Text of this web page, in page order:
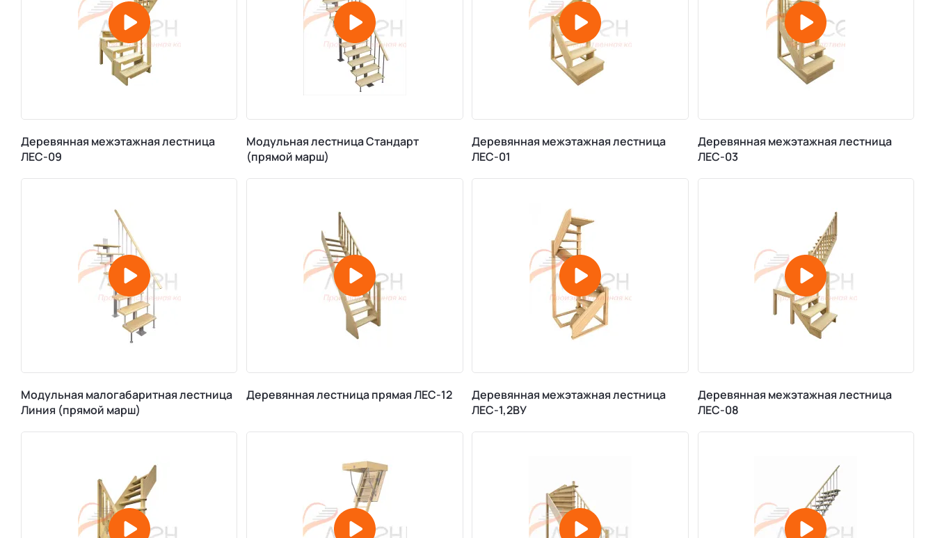
Деревянная межэтажная лестница
ЛЕС-09
Модульная лестница Стандарт
(прямой марш)
Деревянная межэтажная лестница
ЛЕС-01
Деревянная межэтажная лестница
ЛЕС-03
Модульная малогабаритная лестница
Линия (прямой марш)
Деревянная лестница прямая ЛЕС-12
Деревянная межэтажная лестница
ЛЕС-1,2ВУ
Деревянная межэтажная лестница
ЛЕС-08